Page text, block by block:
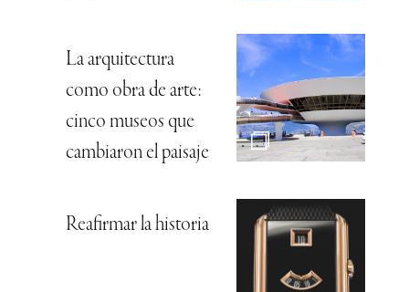
La arquitectura
como obra de arte:
cinco museos que
cambiaron el paisaje
Reafirmar la historia